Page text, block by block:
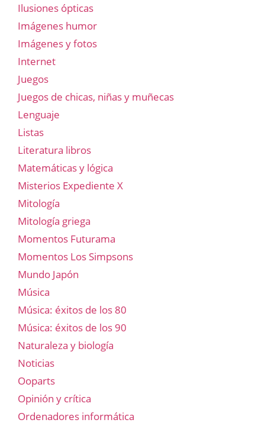
Ilusiones ópticas
Imágenes humor
Imágenes y fotos
Internet
Juegos
Juegos de chicas, niñas y muñecas
Lenguaje
Listas
Literatura libros
Matemáticas y lógica
Misterios Expediente X
Mitología
Mitología griega
Momentos Futurama
Momentos Los Simpsons
Mundo Japón
Música
Música: éxitos de los 80
Música: éxitos de los 90
Naturaleza y biología
Noticias
Ooparts
Opinión y crítica
Ordenadores informática